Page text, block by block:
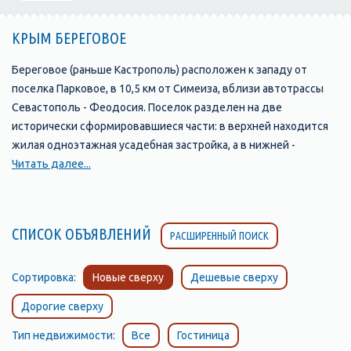
КРЫМ БЕРЕГОВОЕ
Береговое (раньше Кастрополь) расположен к западу от
поселка Парковое, в 10,5 км от Симеиза, вблизи автотрассы
Севастополь - Феодосия. Поселок разделен на две
исторически сформировавшиеся части: в верхней находится
жилая одноэтажная усадебная застройка, а в нижней -
приморская курортная зона.
живописному виду скала объявлена памятником природы и
находится под охраной государства. Наибольше впечатление
поднимается на высоту 120 метров и образует мыс. Скала
сложена из спилитовых и кератоспилитовых порфиритов,
переслаивающихся туфов, с включениями из обломков
изверженных пород.
Читать далее...
СПИСОК ОБЪЯВЛЕНИЙ РАСШИРЕННЫЙ ПОИСК
Сортировка: Новые сверху Дешевые сверху
Дорогие сверху
Тип недвижимости: Все Гостиница